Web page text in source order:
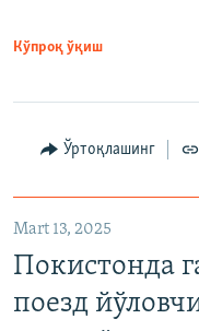
Кўпроқ ўқиш
Ўртоқлашинг
Mart 13, 2025
Покистонда
поезд